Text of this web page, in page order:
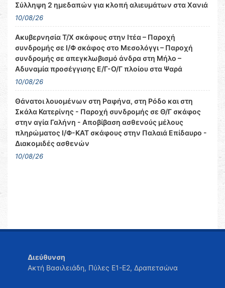
Σύλληψη 2 ημεδαπών για κλοπή αλιευμάτων στα Χανιά
10/08/26
Ακυβερνησία Τ/Χ σκάφους στην Ιτέα – Παροχή
συνδρομής σε Ι/Φ σκάφος στο Μεσολόγγι – Παροχή
συνδρομής σε απεγκλωβισμό άνδρα στη Μήλο –
Αδυναμία προσέγγισης Ε/Γ-Ο/Γ πλοίου στα Ψαρά
10/08/26
Θάνατοι λουομένων στη Ραφήνα, στη Ρόδο και στη
Σκάλα Κατερίνης - Παροχή συνδρομής σε Θ/Γ σκάφος
στην αγία Γαλήνη - Αποβίβαση ασθενούς μέλους
πληρώματος Ι/Φ-ΚΑΤ σκάφους στην Παλαιά Επίδαυρο -
Διακομιδές ασθενών
10/08/26
Διεύθυνση
Ακτή Βασιλειάδη, Πύλες Ε1-Ε2, Δραπετσώνα